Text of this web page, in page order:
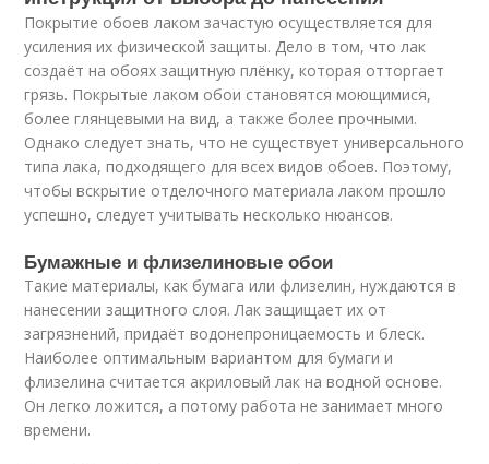
Покрытие обоев лаком зачастую осуществляется для
усиления их физической защиты. Дело в том, что лак
создаёт на обоях защитную плёнку, которая отторгает
грязь. Покрытые лаком обои становятся моющимися,
более глянцевыми на вид, а также более прочными.
Однако следует знать, что не существует универсального
типа лака, подходящего для всех видов обоев. Поэтому,
чтобы вскрытие отделочного материала лаком прошло
успешно, следует учитывать несколько нюансов.
Бумажные и флизелиновые обои
Такие материалы, как бумага или флизелин, нуждаются в
нанесении защитного слоя. Лак защищает их от
загрязнений, придаёт водонепроницаемость и блеск.
Наиболее оптимальным вариантом для бумаги и
флизелина считается акриловый лак на водной основе.
Он легко ложится, а потому работа не занимает много
времени.